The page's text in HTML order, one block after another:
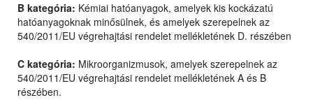
B kategória: Kémiai hatóanyagok, amelyek kis kockázatú
hatóanyagoknak minősülnek, és amelyek szerepelnek az
540/2011/EU végrehajtási rendelet mellékletének D. részében
C kategória: Mikroorganizmusok, amelyek szerepelnek az
540/2011/EU végrehajtási rendelet mellékletének A és B
részében.